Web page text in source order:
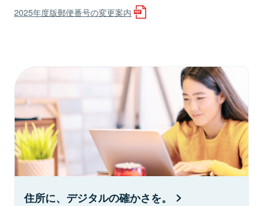
2025年度版郵便番号の変更案内
住所に、デジタルの確かさを。